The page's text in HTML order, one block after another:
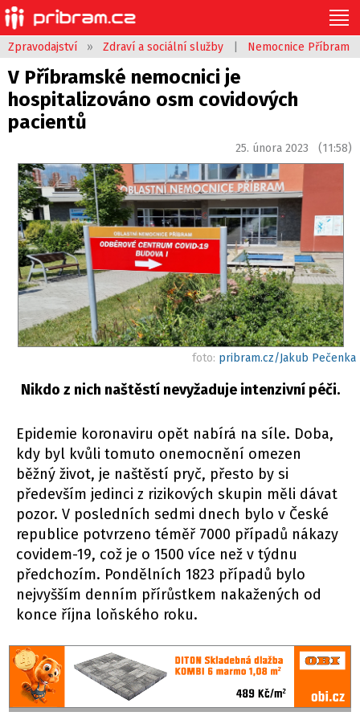
Zpravodajství » Zdraví a sociální služby Nemocnice Příbram
V Příbramské nemocnici je
hospitalizováno osm covidových
pacientů
25. února 2023 (11:58)
foto: pribram.cz/Jakub Pečenka
Nikdo z nich naštěstí nevyžaduje intenzivní péči.
Epidemie koronaviru opět nabírá na síle. Doba,
kdy byl kvůli tomuto onemocnění omezen
běžný život, je naštěstí pryč, přesto by si
především jedinci z rizikových skupin měli dávat
pozor. V posledních sedmi dnech bylo v České
republice potvrzeno téměř 7000 případů nákazy
covidem-19, což je o 1500 více než v týdnu
předchozím. Pondělních 1823 případů bylo
nejvyšším denním přírůstkem nakažených od
konce října loňského roku.